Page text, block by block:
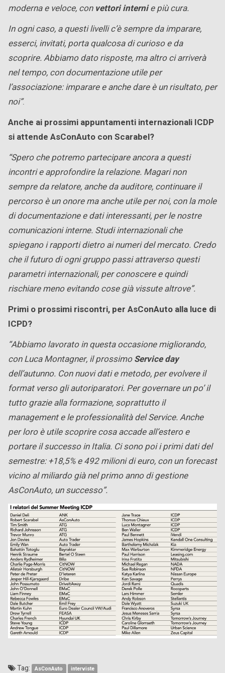
moderna e veloce, convettori internie più cura.
In ogni caso, a questi livelli c’è sempre da imparare,
esserci, invitati, porta qualcosa di curioso e da
scoprire. Abbiamo dato risposte, ma altro ci arriverà
nel tempo, con documentazione utile per
l’associazione: imparare e anche dare è un risultato, per
noi”.
Anche ai prossimi appuntamenti internazionali ICDP
si attende AsConAuto con Scarabel?
“Spero che potremo partecipare ancora a questi
incontri e approfondire la relazione. Magari non
sempre da relatore, anche da auditore, continuare il
percorso è un onore ma anche utile per noi, con la mole
di documentazione e dati interessanti, per le nostre
comunicazioni interne. Studi internazionali che
spiegano i rapporti dietro ai numeri del mercato. Credo
che il futuro di ogni gruppo passi attraverso questi
parametri internazionali, per conoscere e quindi
rischiare meno evitando cose già vissute altrove”.
Primi o prossimi riscontri, per AsConAuto alla luce di
ICPD?
“Abbiamo lavorato in questa occasione migliorando,
con Luca Montagner, il prossimoService day
dell’autunno. Con nuovi dati e metodo, per evolvere il
format verso gli autoriparatori. Per governare un po’ il
tutto grazie alla formazione, soprattutto il
management e le professionalità del Service. Anche
per loro è utile scoprire cosa accade all’estero e
portare il successo in Italia. Ci sono poi i primi dati del
semestre: +18,5% e 492 milioni di euro, con un forecast
vicino al miliardo già nel primo anno di gestione
AsConAuto, un successo”.
Tag: AsConAuto interviste